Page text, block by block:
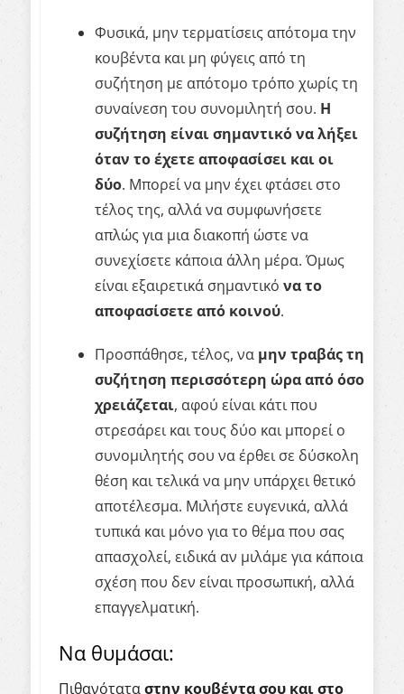
Φυσικά, μην τερματίσεις απότομα την
κουβέντα και μη φύγεις από τη
συζήτηση με απότομο τρόπο χωρίς τη
συναίνεση του συνομιλητή σου. Η
συζήτηση είναι σημαντικό να λήξει
όταν το έχετε αποφασίσει και οι
δύο. Μπορεί να μην έχει φτάσει στο
τέλος της, αλλά να συμφωνήσετε
απλώς για μια διακοπή ώστε να
συνεχίσετε κάποια άλλη μέρα. Όμως
είναι εξαιρετικά σημαντικό να το
αποφασίσετε από κοινού.
Προσπάθησε, τέλος, να μην τραβάς τη
συζήτηση περισσότερη ώρα από όσο
χρειάζεται, αφού είναι κάτι που
στρεσάρει και τους δύο και μπορεί ο
συνομιλητής σου να έρθει σε δύσκολη
θέση και τελικά να μην υπάρχει θετικό
αποτέλεσμα. Μιλήστε ευγενικά, αλλά
τυπικά και μόνο για το θέμα που σας
απασχολεί, ειδικά αν μιλάμε για κάποια
σχέση που δεν είναι προσωπική, αλλά
επαγγελματική.
Να θυμάσαι:
Πιθανόταταστην κουβέντα σου και στο